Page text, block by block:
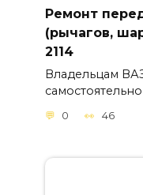
Ремонт
(рычагов,
2114
Владельцам
самостоятельно
0 46